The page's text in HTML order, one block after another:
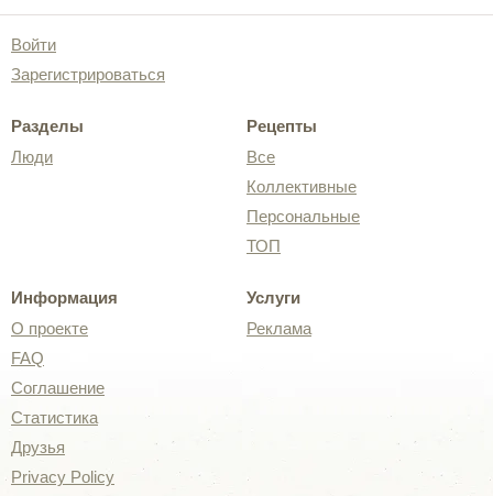
Войти
Зарегистрироваться
Разделы
Люди
Рецепты
Все
Коллективные
Персональные
ТОП
Информация
О проекте
FAQ
Соглашение
Статистика
Друзья
Privacy Policy
Услуги
Реклама